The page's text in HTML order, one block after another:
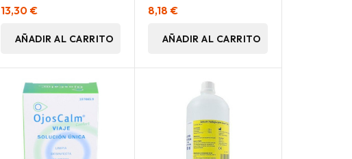
13,30 €
AÑADIR AL CARRITO
Contacto 355Ml.
8,18 €
AÑADIR AL CARRITO